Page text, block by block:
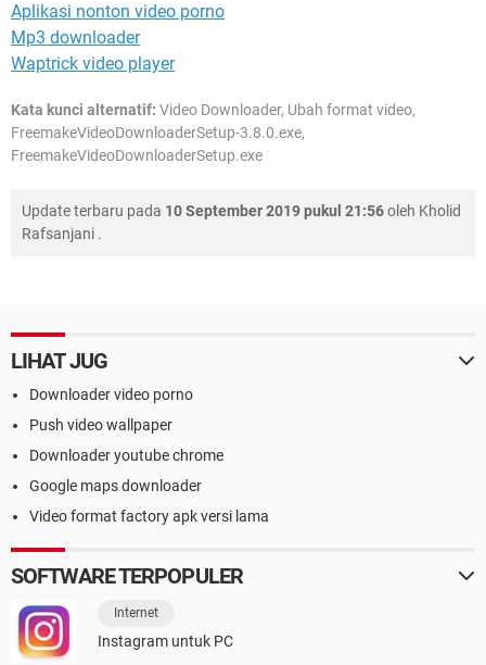
Aplikasi nonton video porno
Mp3 downloader
Waptrick video player
Kata kunci alternatif: Video Downloader, Ubah format video,
FreemakeVideoDownloaderSetup-3.8.0.exe,
FreemakeVideoDownloaderSetup.exe
Update terbaru pada 10 September 2019 pukul 21:56oleh Kholid
Rafsanjani .
LIHAT JUG
Downloader video porno
Push video wallpaper
Downloader youtube chrome
Google maps downloader
Video format factory apk versi lama
SOFTWARE TERPOPULER
Internet
Instagram untuk PC